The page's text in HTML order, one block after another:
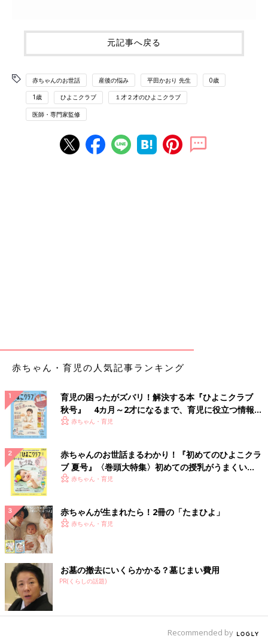
元記事へ戻る
赤ちゃんのお世話 産後の悩み 平田かおり 先生 0歳
1歳 ひよこクラブ １才２才のひよこクラブ
医師・専門家監修
赤ちゃん・育児の人気記事ランキング
育児の困ったがズバリ！解決する本『ひよこクラブ
秋号』 4カ月～2才になるまで、育児に役立つ情報が
いっぱい！
赤ちゃん・育児
赤ちゃんのお世話まるわかり！『初めてのひよこクラ
ブ 夏号』〈巻頭大特集〉初めての授乳がうまくい
く！ おっぱい・ミルクの基本と夏のトラブル 解決テ
赤ちゃん・育児
赤ちゃんが生まれたら！2冊の「たまひよ」
赤ちゃん・育児
お墓の撤去にいくらかかる？墓じまい費用
PR(くらしの話題)
Recommended by